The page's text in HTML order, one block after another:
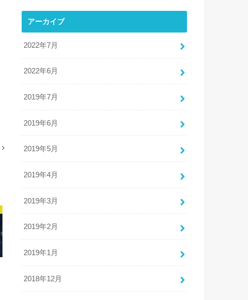
アーカイブ
2022年7月
2022年6月
2019年7月
2019年6月
2019年5月
2019年4月
2019年3月
2019年2月
2019年1月
2018年12月